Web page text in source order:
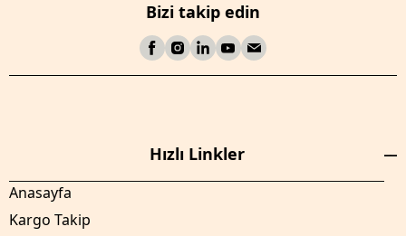
Bizi takip edin
Hızlı Linkler
Anasayfa
Kargo Takip